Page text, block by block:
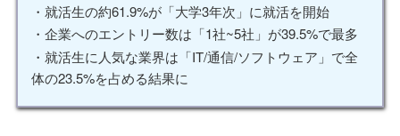
・就活生の約61.9%が「大学3年次」に就活を開始
・企業へのエントリー数は「1社~5社」が39.5%で最多
・就活生に人気な業界は「IT/通信/ソフトウェア」で全
体の23.5%を占める結果に